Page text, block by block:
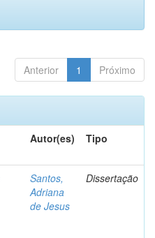
Anterior 1 Próximo
Autor(es) Tipo
Santos,
Adriana
de Jesus
Dissertação